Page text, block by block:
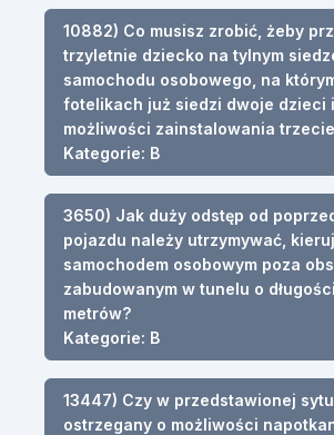
10882) Co musisz zrobić, żeby
trzyletnie dziecko na tylnym
samochodu osobowego, na
fotelikach już siedzi dwoje dzieci
możliwości zainstalowania
Kategorie: B
3650) Jak duży odstęp od
pojazdu należy utrzymywać,
samochodem osobowym poza
zabudowanym w tunelu o
metrów?
Kategorie: B
13447) Czy w przedstawionej
ostrzegany o możliwości